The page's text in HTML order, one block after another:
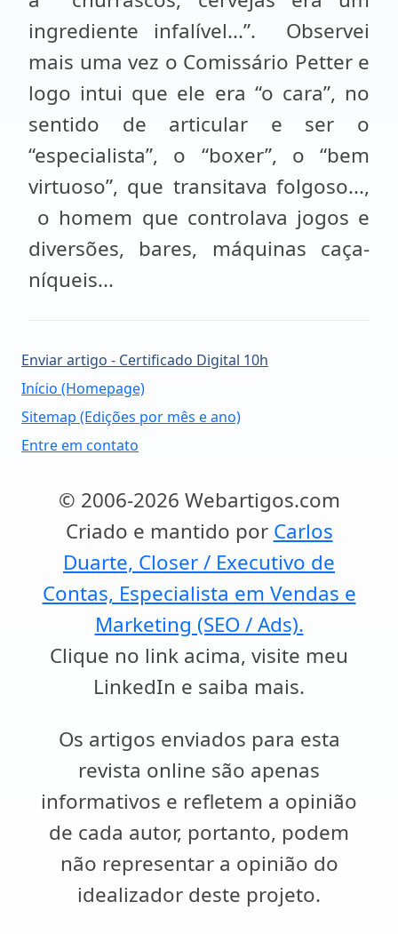
ingrediente infalível...”. Observei
mais uma vez o Comissário Petter e
logo intui que ele era “o cara”, no
sentido de articular e ser o
“especialista”, o “boxer”, o “bem
virtuoso”, que transitava folgoso...,
o homem que controlava jogos e
diversões, bares, máquinas caça-
níqueis...
Enviar artigo - Certificado Digital 10h
Início (Homepage)
Sitemap (Edições por mês e ano)
Entre em contato
© 2006-2026 Webartigos.com
Criado e mantido por Carlos
Duarte, Closer / Executivo de
Contas, Especialista em Vendas e
Marketing (SEO / Ads).
Clique no link acima, visite meu
LinkedIn e saiba mais.
Os artigos enviados para esta
revista online são apenas
informativos e refletem a opinião
de cada autor, portanto, podem
não representar a opinião do
idealizador deste projeto.